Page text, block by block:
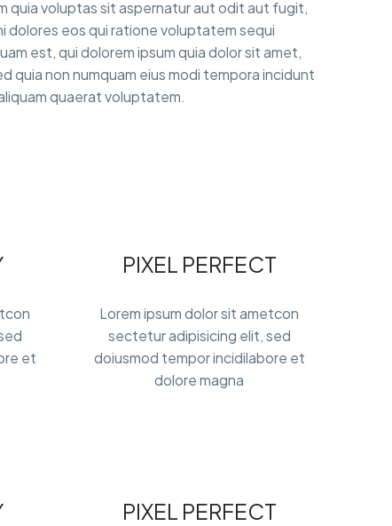
quia voluptas sit aspernatur aut odit aut fugit,
dolores eos qui ratione voluptatem sequi
est, qui dolorem ipsum quia dolor sit amet,
quia non numquam eius modi tempora incidunt
quaerat voluptatem.
et
PIXEL PERFECT
Lorem ipsum dolor sit ametcon
sectetur adipisicing elit, sed
doiusmod tempor incidilabore et
dolore magna
PIXEL PERFECT